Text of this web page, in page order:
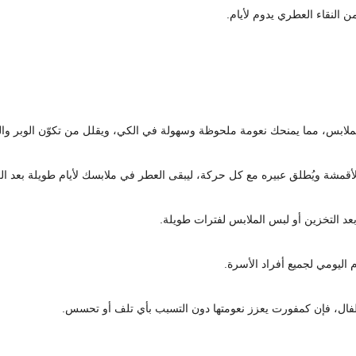
العطري يدوم لأيام.
مما يمنحك نعومة ملحوظة وسهولة في الكي، ويقلل من تكوّن الوبر
ويُطلق عبيره مع كل حركة، ليبقى العطر في ملابسك لأيام طويلة بعد
التخزين أو لبس الملابس لفترات طويلة.
فإن كمفورت يعزز نعومتها دون التسبب بأي تلف أو تحسس.